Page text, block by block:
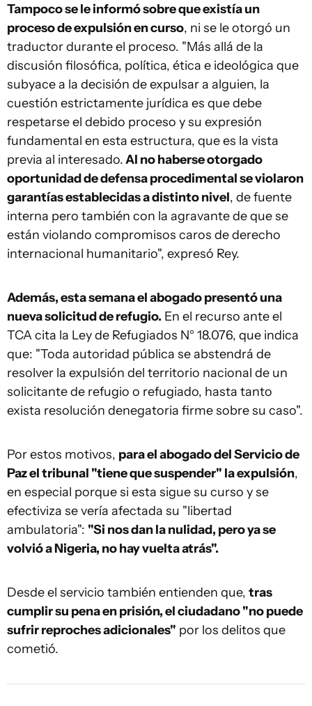
Tampoco se le informó sobre que existía un
proceso de expulsión en curso, ni se le otorgó un
traductor durante el proceso. "Más allá de la
discusión filosófica, política, ética e ideológica que
subyace a la decisión de expulsar a alguien, la
cuestión estrictamente jurídica es que debe
respetarse el debido proceso y su expresión
fundamental en esta estructura, que es la vista
previa al interesado.Al no haberse otorgado
oportunidad de defensa procedimental se violaron
garantías establecidas a distinto nivel, de fuente
interna pero también con la agravante de que se
están violando compromisos caros de derecho
internacional humanitario", expresó Rey.
Además, esta semana el abogado presentó una
nueva solicitud de refugio. En el recurso ante el
TCA cita la Ley de Refugiados N° 18.076, que indica
que: "Toda autoridad pública se abstendrá de
resolver la expulsión del territorio nacional de un
solicitante de refugio o refugiado, hasta tanto
exista resolución denegatoria firme sobre su caso".
Por estos motivos, para el abogado del Servicio de
Paz el tribunal "tiene que suspender" la expulsión,
en especial porque si esta sigue su curso y se
efectiviza se vería afectada su "libertad
ambulatoria": "Si nos dan la nulidad, pero ya se
volvió a Nigeria, no hay vuelta atrás".
Desde el servicio también entienden que, tras
cumplir su pena en prisión, el ciudadano "no puede
sufrir reproches adicionales" por los delitos que
cometió.